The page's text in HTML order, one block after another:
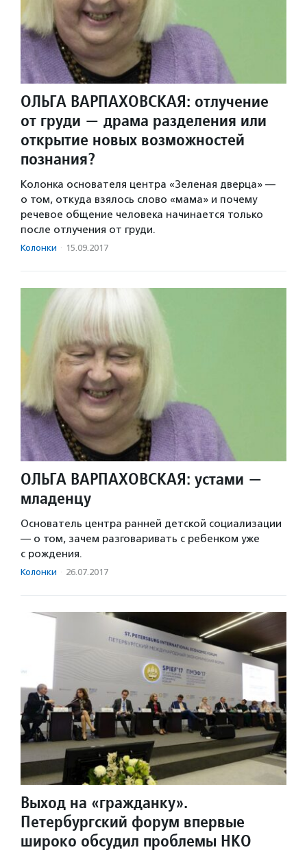
ОЛЬГА ВАРПАХОВСКАЯ: отлучение
от груди — драма разделения или
открытие новых возможностей
познания?
Колонка основателя центра «Зеленая дверца» —
о том, откуда взялось слово «мама» и почему
речевое общение человека начинается только
после отлучения от груди.
Колонки · 15.09.2017
ОЛЬГА ВАРПАХОВСКАЯ: устами —
младенцу
Основатель центра ранней детской социализации
— о том, зачем разговаривать с ребенком уже
с рождения.
Колонки · 26.07.2017
Выход на «гражданку».
Петербургский форум впервые
широко обсудил проблемы НКО